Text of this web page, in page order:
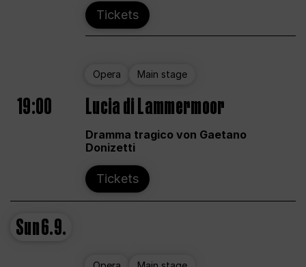
Tickets
Opera Main stage
19:00 Lucia di Lammermoor
Dramma tragico von Gaetano
Donizetti
Tickets
Sun6.9.